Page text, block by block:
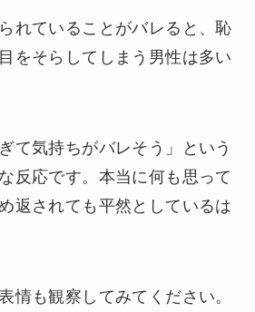
れていることがバレると、恥
をそらしてしまう男性は多い
て気持ちがバレそう」という
反応です。本当に何も思って
返されても平然としているは
情も観察してみてください。